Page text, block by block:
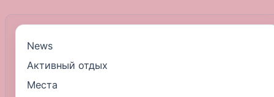
News
Активный отдых
Места